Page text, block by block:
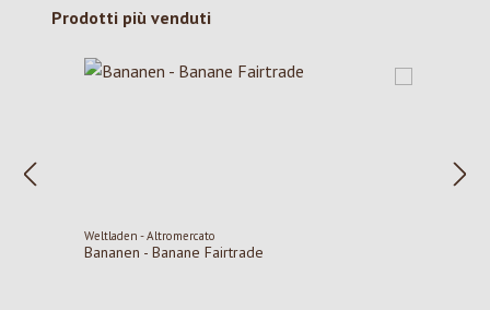
Salta la galleria dei prodotti
Prodotti più venduti
Weltladen - Altromercato
Bananen - Banane Fairtrade